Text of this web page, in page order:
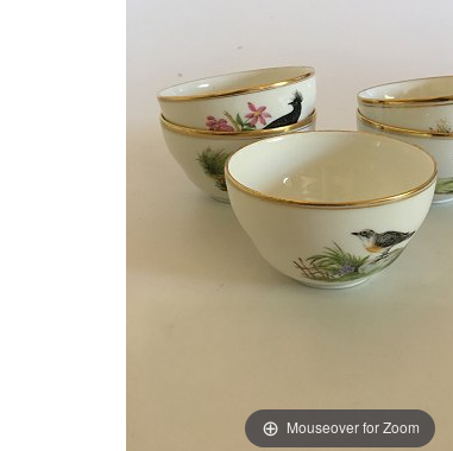
Mouseover for Zoom